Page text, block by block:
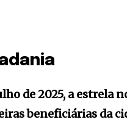
de 2025, a estrela
beneficiárias da